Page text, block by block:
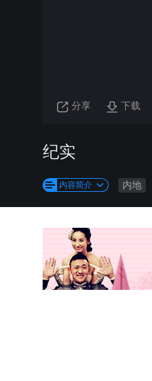
分享 下载
纪实
内容简介 内地